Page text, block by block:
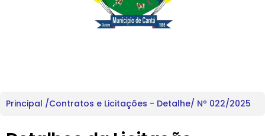
Principal /Contratos e Licitações - Detalhe/ Nº 022/2025